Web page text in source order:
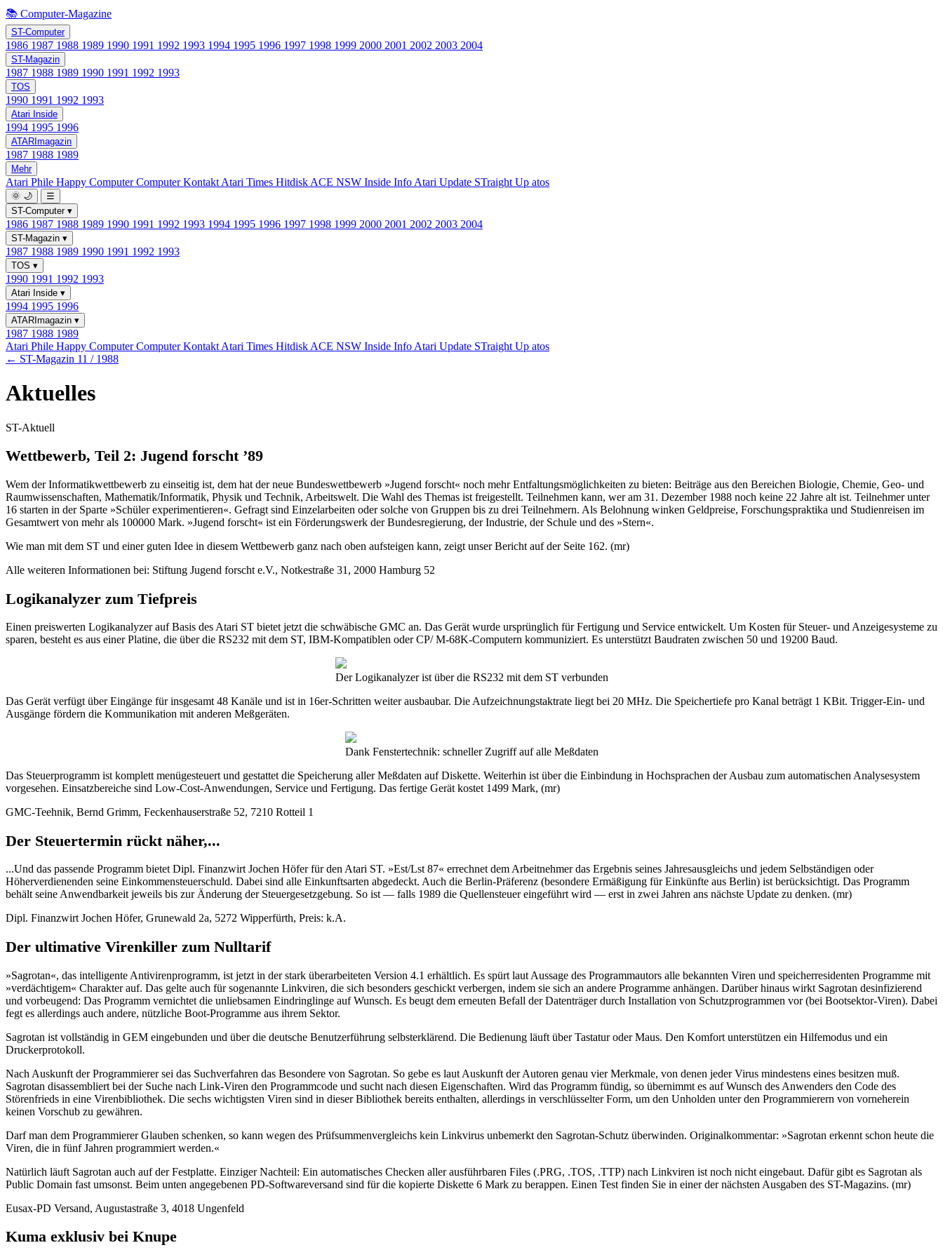
📚 Computer-Magazine
ST-Computer
1986 1987 1988 1989 1990 1991 1992 1993 1994 1995 1996 1997 1998 1999 2000 2001 2002 2003 2004
ST-Magazin
1987 1988 1989 1990 1991 1992 1993
TOS
1990 1991 1992 1993
Atari Inside
1994 1995 1996
ATARImagazin
1987 1988 1989
Mehr
Atari Phile Happy ComputerComputer Kontakt Atari Times Hitdisk ACE NSW Inside Info Atari Update STraight Up atos
🌞 🌙
☰
ST-Computer ▾
1986 1987 1988 1989 1990 1991 1992 1993 1994 1995 1996 1997 1998 1999 2000 2001 2002 2003 2004
ST-Magazin ▾
1987 1988 1989 1990 1991 1992 1993
TOS ▾
1990 1991 1992 1993
Atari Inside ▾
1994 1995 1996
ATARImagazin ▾
1987 1988 1989
Atari Phile Happy ComputerComputer Kontakt Atari Times Hitdisk ACE NSW Inside Info Atari Update STraight Up atos
← ST-Magazin 11 / 1988
Aktuelles
ST-Aktuell
Wettbewerb, Teil 2: Jugend forscht ’89
Wem der Informatikwettbewerb zu einseitig ist, dem hat der neue Bundeswettbewerb »Jugend forscht« noch mehr Entfaltungsmöglichkeiten zu bieten: Beiträge aus den Bereichen Biologie, Chemie, Geo- und
Raumwissenschaften, Mathematik/Informatik, Physik und Technik, Arbeitswelt. Die Wahl des Themas ist freigestellt. Teilnehmen kann, wer am 31. Dezember 1988 noch keine 22 Jahre alt ist. Teilnehmer unter
16 starten in der Sparte »Schüler experimentieren«. Gefragt sind Einzelarbeiten oder solche von Gruppen bis zu drei Teilnehmern. Als Belohnung winken Geldpreise, Forschungspraktika und Studienreisen im
Gesamtwert von mehr als 100000 Mark. »Jugend forscht« ist ein Förderungswerk der Bundesregierung, der Industrie, der Schule und des »Stern«.
Wie man mit dem ST und einer guten Idee in diesem Wettbewerb ganz nach oben aufsteigen kann, zeigt unser Bericht auf der Seite 162. (mr)
Alle weiteren Informationen bei: Stiftung Jugend forscht e.V., Notkestraße 31, 2000 Hamburg 52
Logikanalyzer zum Tiefpreis
Einen preiswerten Logikanalyzer auf Basis des Atari ST bietet jetzt die schwäbische GMC an. Das Gerät wurde ursprünglich für Fertigung und Service entwickelt. Um Kosten für Steuer- und Anzeigesysteme zu
sparen, besteht es aus einer Platine, die über die RS232 mit dem ST, IBM-Kompatiblen oder CP/ M-68K-Computern kommuniziert. Es unterstützt Baudraten zwischen 50 und 19200 Baud.
Der Logikanalyzer ist über die RS232 mit dem ST verbunden
Das Gerät verfügt über Eingänge für insgesamt 48 Kanäle und ist in 16er-Schritten weiter ausbaubar. Die Aufzeichnungstaktrate liegt bei 20 MHz. Die Speichertiefe pro Kanal beträgt 1 KBit. Trigger-Ein- und
Ausgänge fördern die Kommunikation mit anderen Meßgeräten.
Dank Fenstertechnik: schneller Zugriff auf alle Meßdaten
Das Steuerprogramm ist komplett menügesteuert und gestattet die Speicherung aller Meßdaten auf Diskette. Weiterhin ist über die Einbindung in Hochsprachen der Ausbau zum automatischen Analysesystem
vorgesehen. Einsatzbereiche sind Low-Cost-Anwendungen, Service und Fertigung. Das fertige Gerät kostet 1499 Mark, (mr)
GMC-Teehnik, Bernd Grimm, Feckenhauserstraße 52, 7210 Rotteil 1
Der Steuertermin rückt näher,...
...Und das passende Programm bietet Dipl. Finanzwirt Jochen Höfer für den Atari ST. »Est/Lst 87« errechnet dem Arbeitnehmer das Ergebnis seines Jahresausgleichs und jedem Selbständigen oder
Höherverdienenden seine Einkommensteuerschuld. Dabei sind alle Einkunftsarten abgedeckt. Auch die Berlin-Präferenz (besondere Ermäßigung für Einkünfte aus Berlin) ist berücksichtigt. Das Programm
behält seine Anwendbarkeit jeweils bis zur Änderung der Steuergesetzgebung. So ist — falls 1989 die Quellensteuer eingeführt wird — erst in zwei Jahren ans nächste Update zu denken. (mr)
Dipl. Finanzwirt Jochen Höfer, Grunewald 2a, 5272 Wipperfürth, Preis: k.A.
Der ultimative Virenkiller zum Nulltarif
»Sagrotan«, das intelligente Antivirenprogramm, ist jetzt in der stark überarbeiteten Version 4.1 erhältlich. Es spürt laut Aussage des Programmautors alle bekannten Viren und speicherresidenten Programme mit
»verdächtigem« Charakter auf. Das gelte auch für sogenannte Linkviren, die sich besonders geschickt verbergen, indem sie sich an andere Programme anhängen. Darüber hinaus wirkt Sagrotan desinfizierend
und vorbeugend: Das Programm vernichtet die unliebsamen Eindringlinge auf Wunsch. Es beugt dem erneuten Befall der Datenträger durch Installation von Schutzprogrammen vor (bei Bootsektor-Viren). Dabei
fegt es allerdings auch andere, nützliche Boot-Programme aus ihrem Sektor.
Sagrotan ist vollständig in GEM eingebunden und über die deutsche Benutzerführung selbsterklärend. Die Bedienung läuft über Tastatur oder Maus. Den Komfort unterstützen ein Hilfemodus und ein
Druckerprotokoll.
Nach Auskunft der Programmierer sei das Suchverfahren das Besondere von Sagrotan. So gebe es laut Auskunft der Autoren genau vier Merkmale, von denen jeder Virus mindestens eines besitzen muß.
Sagrotan disassembliert bei der Suche nach Link-Viren den Programmcode und sucht nach diesen Eigenschaften. Wird das Programm fündig, so übernimmt es auf Wunsch des Anwenders den Code des
Störenfrieds in eine Virenbibliothek. Die sechs wichtigsten Viren sind in dieser Bibliothek bereits enthalten, allerdings in verschlüsselter Form, um den Unholden unter den Programmierern von vorneherein
keinen Vorschub zu gewähren.
Darf man dem Programmierer Glauben schenken, so kann wegen des Prüfsummenvergleichs kein Linkvirus unbemerkt den Sagrotan-Schutz überwinden. Originalkommentar: »Sagrotan erkennt schon heute die
Viren, die in fünf Jahren programmiert werden.«
Natürlich läuft Sagrotan auch auf der Festplatte. Einziger Nachteil: Ein automatisches Checken aller ausführbaren Files (.PRG, .TOS, .TTP) nach Linkviren ist noch nicht eingebaut. Dafür gibt es Sagrotan als
Public Domain fast umsonst. Beim unten angegebenen PD-Softwareversand sind für die kopierte Diskette 6 Mark zu berappen. Einen Test finden Sie in einer der nächsten Ausgaben des ST-Magazins. (mr)
Eusax-PD Versand, Augustastraße 3, 4018 Ungenfeld
Kuma exklusiv bei Knupe